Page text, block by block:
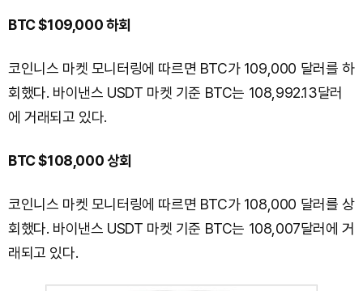
BTC $109,000 하회
코인니스 마켓 모니터링에 따르면 BTC가 109,000 달러를 하
회했다. 바이낸스 USDT 마켓 기준 BTC는 108,992.13달러
에 거래되고 있다.
BTC $108,000 상회
코인니스 마켓 모니터링에 따르면 BTC가 108,000 달러를 상
회했다. 바이낸스 USDT 마켓 기준 BTC는 108,007달러에 거
래되고 있다.